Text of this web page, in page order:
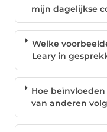
mijn dagelijkse
Welke
Leary in
Hoe
van anderen